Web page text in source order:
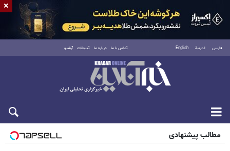
فارسی العربية English تماس با ما درباره ما تبلیغات آرشیو
پنجشنبه ۱۵ مرداد ۱۴۰۵
مطالب پیشنهادی
×